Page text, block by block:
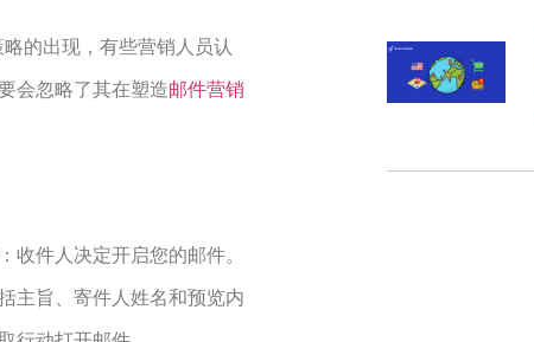
的出现，有些营销人员认
会忽略了其在塑造邮件营销
收件人决定开启您的邮件。
主旨、寄件人姓名和预览内